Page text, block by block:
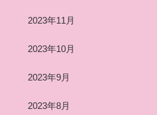
2023年11月
2023年10月
2023年9月
2023年8月